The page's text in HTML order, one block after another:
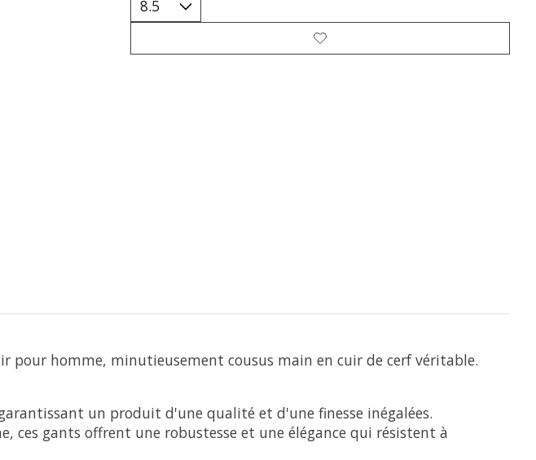
pour homme, minutieusement cousus main en cuir de cerf véritable.
un produit d'une qualité et d'une finesse inégalées.
ces gants offrent une robustesse et une élégance qui résistent à